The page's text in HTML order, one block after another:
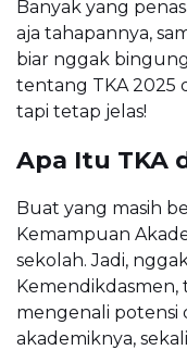
Banyak yang
aja tahapannya,
biar nggak
tentang TKA 2025
tapi tetap jelas!
Apa Itu TKA
Buat yang masih
Kemampuan
sekolah. Jadi,
Kemendikdasmen,
mengenali potensi
akademiknya,